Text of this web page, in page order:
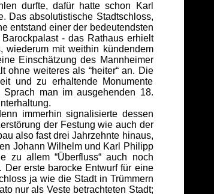
durfte, dafür hatte schon Karl
Das absolutistische Stadtschloss,
entstand einer der bedeutendsten
- das Rathaus erhielt
wiederum mit weithin kündendem
Einschätzung des Mannheimer
ohne weiteres als “heiter“ an. Die
und zu erhaltende Monumente
man im ausgehenden 18.
immerhin signalisierte dessen
der Festung wie auch der
also fast drei Jahrzehnte hinaus,
Johann Wilhelm und Karl Philipp
zu allem “Überfluss“ auch noch
erste barocke Entwurf für eine
ja wie die Stadt in Trümmern
nur als Veste betrachteten Stadt;